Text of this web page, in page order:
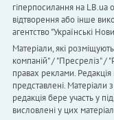
гіперпосилання на LB.ua
відтворення або інше
агентство "Українськi
Матеріали, які
компаній" / "Пресреліз" /
правах реклами.
представлені.
редакція бере участь у
висловлені у цих